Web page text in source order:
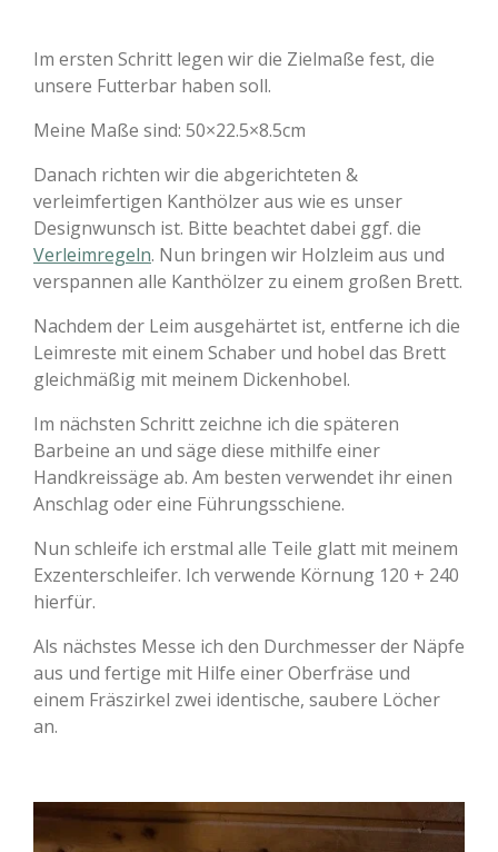
Im ersten Schritt legen wir die Zielmaße fest, die
unsere Futterbar haben soll.
Meine Maße sind: 50×22.5×8.5cm
Danach richten wir die abgerichteten &
verleimfertigen Kanthölzer aus wie es unser
Designwunsch ist. Bitte beachtet dabei ggf. die
Verleimregeln. Nun bringen wir Holzleim aus und
verspannen alle Kanthölzer zu einem großen Brett.
Nachdem der Leim ausgehärtet ist, entferne ich die
Leimreste mit einem Schaber und hobel das Brett
gleichmäßig mit meinem Dickenhobel.
Im nächsten Schritt zeichne ich die späteren
Barbeine an und säge diese mithilfe einer
Handkreissäge ab. Am besten verwendet ihr einen
Anschlag oder eine Führungsschiene.
Nun schleife ich erstmal alle Teile glatt mit meinem
Exzenterschleifer. Ich verwende Körnung 120 + 240
hierfür.
Als nächstes Messe ich den Durchmesser der Näpfe
aus und fertige mit Hilfe einer Oberfräse und
einem Fräszirkel zwei identische, saubere Löcher
an.